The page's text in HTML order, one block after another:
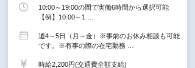
10:00～19:00の間で実働6時間から選択可能
【例】10:00～1 …
週4～5日（月～金）※事前のお休み相談も可能
です。※有事の際の在宅勤務 …
時給2,200円(交通費全額支給)